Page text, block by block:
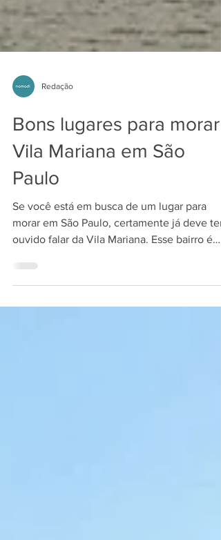
Redação
Bons lugares para morar -
Vila Mariana em São
Paulo
Se você está em busca de um lugar para
morar em São Paulo, certamente já deve ter